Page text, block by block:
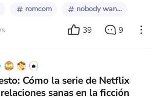
romcom nobody wants this
39 9
Cómo la serie de Netflix
sanas en la ficción